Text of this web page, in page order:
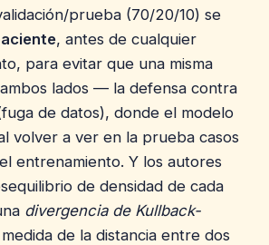
prueba (70/20/10) se
, antes de cualquier
para evitar que una misma
lados — la defensa contra
de datos), donde el modelo
volver a ver en la prueba casos
entrenamiento. Y los autores
de densidad de cada
divergencia de Kullback-
de la distancia entre dos